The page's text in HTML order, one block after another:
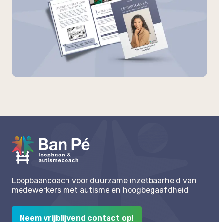
Loopbaancoach voor duurzame inzetbaarheid van
medewerkers met autisme en hoogbegaafdheid
Neem vrijblijvend contact op!